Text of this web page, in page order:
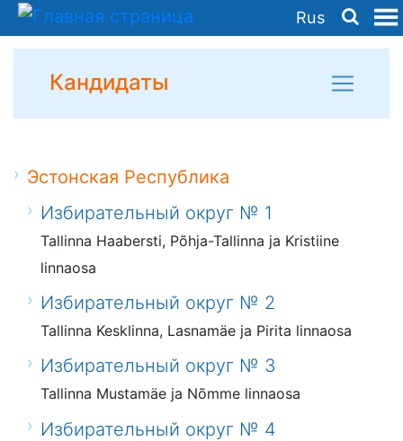
Rus
Кандидаты
Эстонская Республика
Избирательный округ № 1
Tallinna Haabersti, Põhja-Tallinna ja Kristiine
linnaosa
Избирательный округ № 2
Tallinna Kesklinna, Lasnamäe ja Pirita linnaosa
Избирательный округ № 3
Tallinna Mustamäe ja Nõmme linnaosa
Избирательный округ № 4